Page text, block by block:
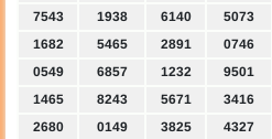
7543
1938 6140 5073
1682
5465 2891 0746
0549
6857 1232 9501
1465
8243 5671 3416
2680
0149 3825 4327